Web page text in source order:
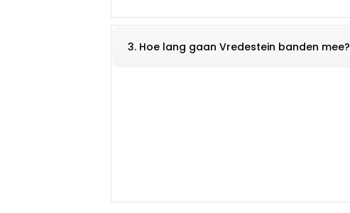
3. Hoe lang gaan Vredestein banden mee?